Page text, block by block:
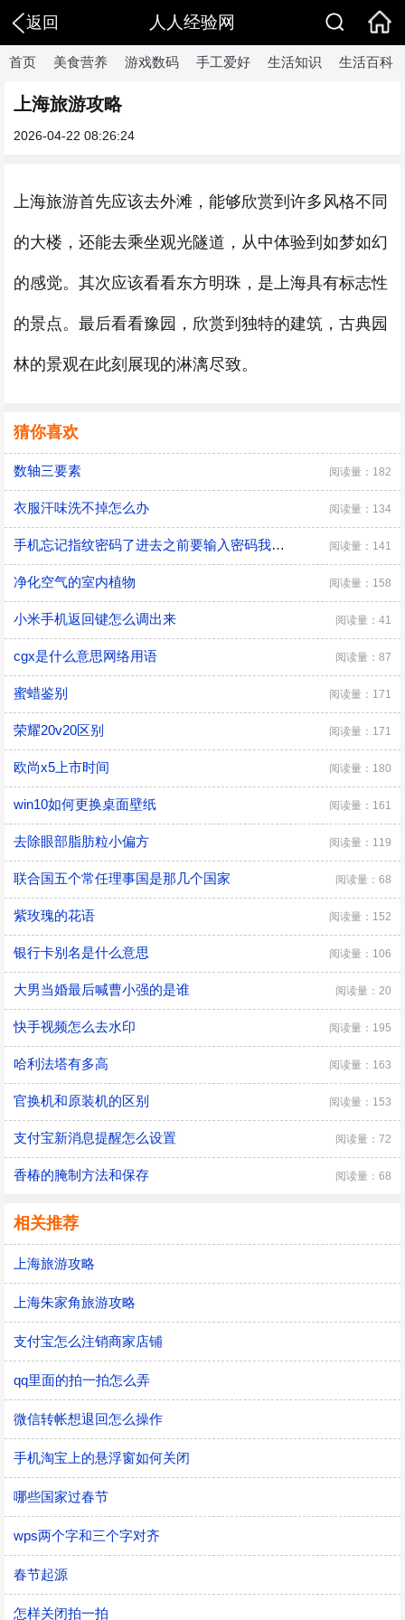
返回 人人经验网
首页 美食营养 游戏数码 手工爱好 生活知识 生活百科
上海旅游攻略
2026-04-22 08:26:24
上海旅游首先应该去外滩，能够欣赏到许多风格不同
的大楼，还能去乘坐观光隧道，从中体验到如梦如幻
的感觉。其次应该看看东方明珠，是上海具有标志性
的景点。最后看看豫园，欣赏到独特的建筑，古典园
林的景观在此刻展现的淋漓尽致。
猜你喜欢
数轴三要素 阅读量：182
衣服汗味洗不掉怎么办 阅读量：134
手机忘记指纹密码了进去之前要输入密码我忘记怎么办 阅读量：141
净化空气的室内植物 阅读量：158
小米手机返回键怎么调出来 阅读量：41
cgx是什么意思网络用语 阅读量：87
蜜蜡鉴别 阅读量：171
荣耀20v20区别 阅读量：171
欧尚x5上市时间 阅读量：180
win10如何更换桌面壁纸 阅读量：161
去除眼部脂肪粒小偏方 阅读量：119
联合国五个常任理事国是那几个国家 阅读量：68
紫玫瑰的花语 阅读量：152
银行卡别名是什么意思 阅读量：106
大男当婚最后喊曹小强的是谁 阅读量：20
快手视频怎么去水印 阅读量：195
哈利法塔有多高 阅读量：163
官换机和原装机的区别 阅读量：153
支付宝新消息提醒怎么设置 阅读量：72
香椿的腌制方法和保存 阅读量：68
相关推荐
上海旅游攻略
上海朱家角旅游攻略
支付宝怎么注销商家店铺
qq里面的拍一拍怎么弄
微信转帐想退回怎么操作
手机淘宝上的悬浮窗如何关闭
哪些国家过春节
wps两个字和三个字对齐
春节起源
怎样关闭拍一拍